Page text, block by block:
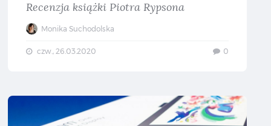
Recenzja książki Piotra Rypsona
Monika Suchodolska
czw., 26.03.2020 0
dłoń myszce — Test i recenzja myszy wertykalnej Logitech MX Vertical